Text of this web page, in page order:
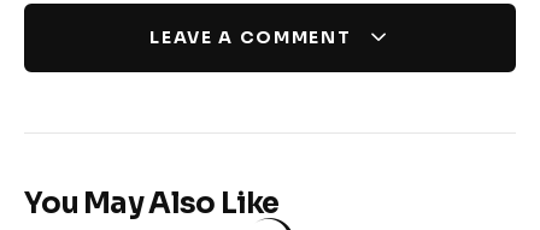
LEAVE A COMMENT
You May Also Like